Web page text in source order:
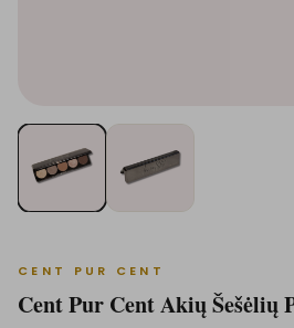
CENT PUR CENT
Cent Pur Cent Akių Šešėlių